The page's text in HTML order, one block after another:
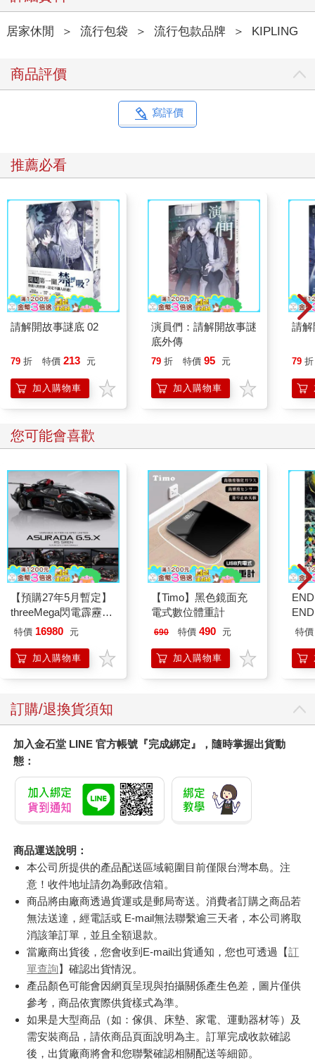
居家休閒 ＞ 流行包袋 ＞ 流行包款品牌 ＞ KIPLING
商品評價
寫評價
推薦必看
請解開故事謎底 02
79 折 特價 213 元
加入購物車
演員們：請解開故事謎
底外傳
79 折 特價 95 元
加入購物車
請解
79 折
您可能會喜歡
【預購27年5月暫定】
threeMega閃電霹靂車
VA Hi-SPEC UNITED
SIREN 黑色限定
特價 16980 元
加入購物車
【Timo】黑色鏡面充
電式數位體重計
690 特價 490 元
加入購物車
剛
（
特價
訂購/退換貨須知
加入金石堂 LINE 官方帳號『完成綁定』，隨時掌握出貨動
態：
商品運送說明：
本公司所提供的產品配送區域範圍目前僅限台灣本島。注
意！收件地址請勿為郵政信箱。
商品將由廠商透過貨運或是郵局寄送。消費者訂購之商品若
無法送達，經電話或 E-mail無法聯繫逾三天者，本公司將取
消該筆訂單，並且全額退款。
當廠商出貨後，您會收到E-mail出貨通知，您也可透過【訂
單查詢】確認出貨情況。
產品顏色可能會因網頁呈現與拍攝關係產生色差，圖片僅供
參考，商品依實際供貨樣式為準。
如果是大型商品（如：傢俱、床墊、家電、運動器材等）及
需安裝商品，請依商品頁面說明為主。訂單完成收款確認
後，出貨廠商將會和您聯繫確認相關配送等細節。